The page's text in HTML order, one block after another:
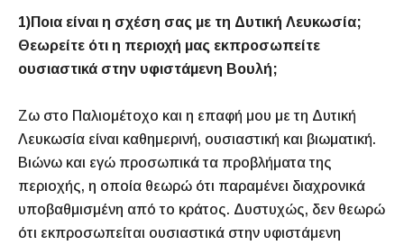
1)Ποια είναι η σχέση σας με τη Δυτική Λευκωσία;
Θεωρείτε ότι η περιοχή μας εκπροσωπείτε
ουσιαστικά στην υφιστάμενη Βουλή;
Ζω στο Παλιομέτοχο και η επαφή μου με τη Δυτική
Λευκωσία είναι καθημερινή, ουσιαστική και βιωματική.
Βιώνω και εγώ προσωπικά τα προβλήματα της
περιοχής, η οποία θεωρώ ότι παραμένει διαχρονικά
υποβαθμισμένη από το κράτος. Δυστυχώς, δεν θεωρώ
ότι εκπροσωπείται ουσιαστικά στην υφιστάμενη